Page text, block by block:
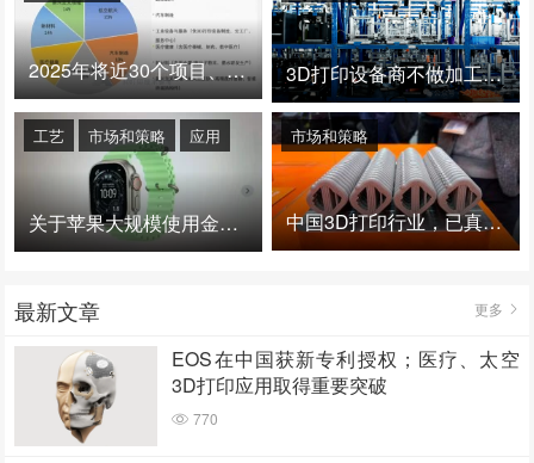
2025年将近30个项目、150亿投资：3D打印真的迎来爆发拐点了吗 3D打印设备商不做加工服务，就成了旁观者！
关于苹果大规模使用金属3D打印的思考
工艺 市场和策略 应用
中国3D打印行业，已真正进入爆发时代！
市场和策略
最新文章 更多
EOS在中国获新专利授权；医疗、太空
3D打印应用取得重要突破
770